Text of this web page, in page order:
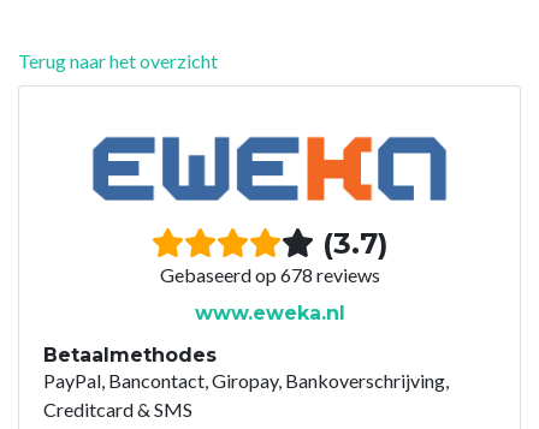
Terug naar het overzicht
(3.7)
Gebaseerd op 678 reviews
www.eweka.nl
Betaalmethodes
PayPal, Bancontact, Giropay, Bankoverschrijving,
Creditcard & SMS